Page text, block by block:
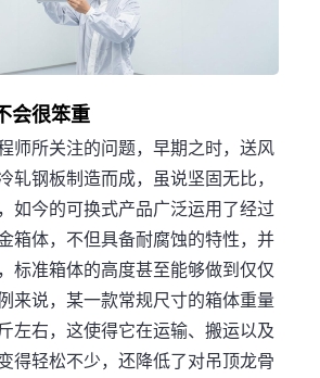
会很笨重
师所关注的问题，早期之时，送风
轧钢板制造而成，虽说坚固无比，
如今的可换式产品广泛运用了经过
箱体，不但具备耐腐蚀的特性，并
标准箱体的高度甚至能够做到仅仅
来说，某一款常规尺寸的箱体重量
左右，这使得它在运输、搬运以及
得轻松不少，还降低了对吊顶龙骨